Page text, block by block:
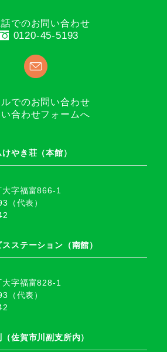
話でのお問い合わせ
0120-45-5193
ルでのお問い合わせ
い合わせフォームへ
やき荘（本館）
字福富866-1
（代表）
ステーション（南館）
字福富828-1
（代表）
佐賀市川副支所内）